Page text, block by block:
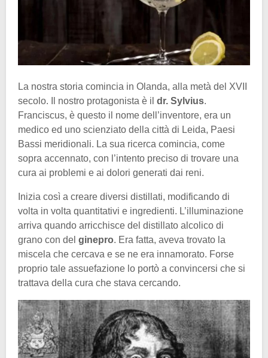
La nostra storia comincia in Olanda, alla metà del XVII
secolo. Il nostro protagonista è il dr. Sylvius.
Franciscus, è questo il nome dell’inventore, era un
medico ed uno scienziato della città di Leida, Paesi
Bassi meridionali. La sua ricerca comincia, come
sopra accennato, con l’intento preciso di trovare una
cura ai problemi e ai dolori generati dai reni.
Inizia così a creare diversi distillati, modificando di
volta in volta quantitativi e ingredienti. L’illuminazione
arriva quando arricchisce del distillato alcolico di
grano con del ginepro. Era fatta, aveva trovato la
miscela che cercava e se ne era innamorato. Forse
proprio tale assuefazione lo portò a convincersi che si
trattava della cura che stava cercando.